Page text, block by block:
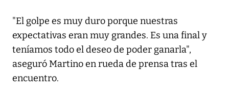
"El golpe es muy duro porque nuestras
expectativas eran muy grandes. Es una final y
teníamos todo el deseo de poder ganarla",
aseguró Martino en rueda de prensa tras el
encuentro.